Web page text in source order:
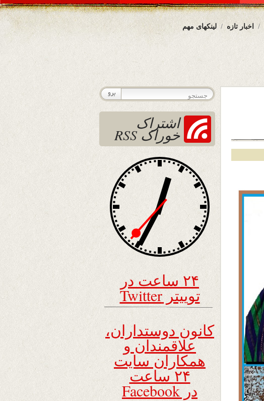
لینکهای مهم اخبار تازه
اشتراک
خوراک RSS
۲۴ ساعت در
توییتر Twitter
کانون دوستداران،
علاقمندان و
همکاران سایت
۲۴ ساعت
در Facebook